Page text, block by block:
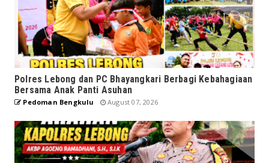
Polres Lebong dan PC Bhayangkari Berbagi Kebahagiaan
Bersama Anak Panti Asuhan
Pedoman Bengkulu August 07, 2026